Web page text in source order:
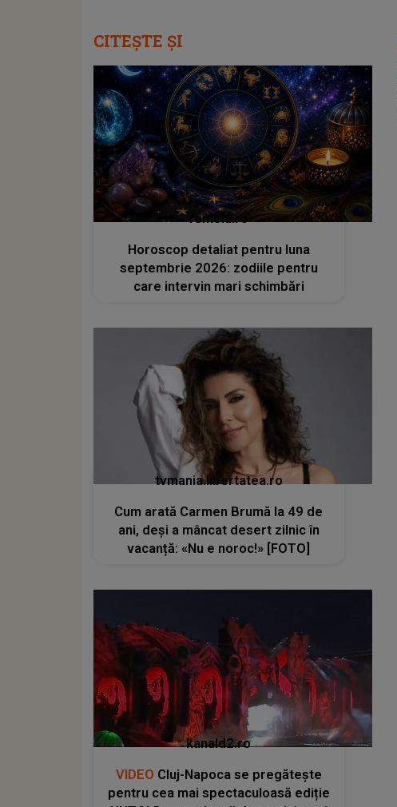
CITEȘTE ȘI
femeia.ro
Horoscop detaliat pentru luna
septembrie 2026: zodiile pentru
care intervin mari schimbări
tvmania.libertatea.ro
Cum arată Carmen Brumă la 49 de
ani, deși a mâncat desert zilnic în
vacanță: «Nu e noroc!» [FOTO]
kanald2.ro
VIDEO Cluj-Napoca se pregătește
pentru cea mai spectaculoasă ediție